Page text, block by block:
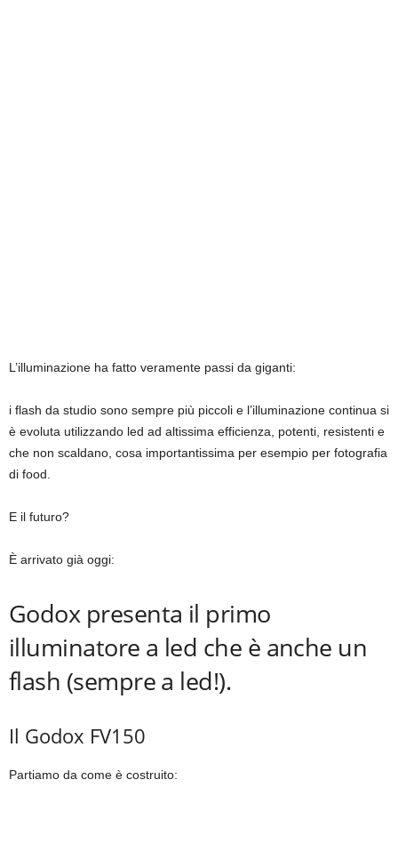
L’illuminazione ha fatto veramente passi da giganti:
i flash da studio sono sempre più piccoli e l’illuminazione continua si
è evoluta utilizzando led ad altissima efficienza, potenti, resistenti e
che non scaldano, cosa importantissima per esempio per fotografia
di food.
E il futuro?
È arrivato già oggi:
Godox presenta il primo
illuminatore a led che è anche un
flash (sempre a led!).
Il Godox FV150
Partiamo da come è costruito: